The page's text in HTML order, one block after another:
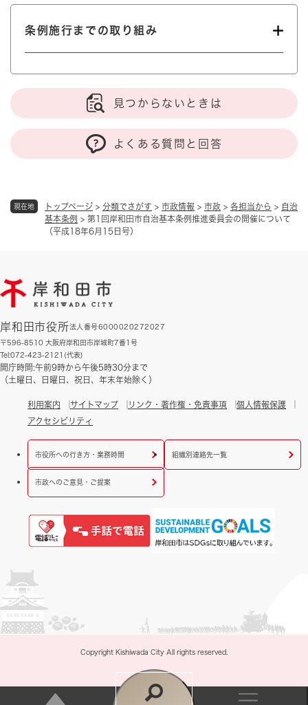
現在地 トップページ > 分類でさがす > 市政情報 > 市政 > 各担当から > 自治
基本条例 > 第1回岸和田市自治基本条例推進委員会の開催について
（平成18年6月15日号）
条例施行までの取り組み
見つからないときは
よくある質問と回答
岸和田市役所法人番号6000020272027
〒596-8510 大阪府岸和田市岸城町7番1号
Tel:072-423-2121(代表)
開庁時間:午前9時から午後5時30分まで
（土曜日、日曜日、祝日、年末年始除く）
利用案内 サイトマップ リンク・著作権・免責事項
個人情報保護
アクセシビリティ
市役所への行き方・業務時間 組織別連絡先一覧
市政へのご意見・ご提案
Copyright Kishiwada City All rights reserved.